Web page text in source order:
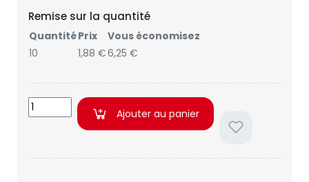
Remise sur la quantité
QuantitéPrix
Vous économisez
10
1,88 €6,25 €
Ajouter au panier